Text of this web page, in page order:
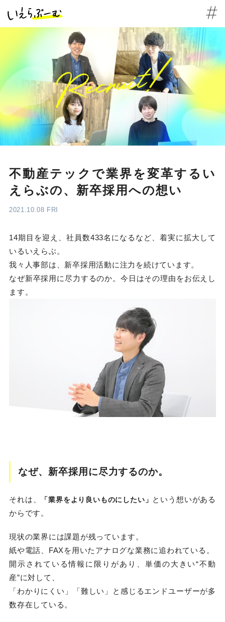
不動産テックで業界を変革するい
えらぶの、新卒採用への想い
2021.10.08 FRI
14期目を迎え、社員数433名になるなど、着実に拡大して
いるいえらぶ。
我々人事部は、新卒採用活動に注力を続けています。
なぜ新卒採用に尽力するのか。今日はその理由をお伝えし
ます。
なぜ、新卒採用に尽力するのか。
それは、 「業界をより良いものにしたい」 という想いがある
からです。
現状の業界には課題が残っています。
紙や電話、FAXを用いたアナログな業務に追われている。
開示されている情報に限りがあり、単価の大きい“不動
産”に対して、
「わかりにくい」「難しい」と感じるエンドユーザーが多
数存在している。